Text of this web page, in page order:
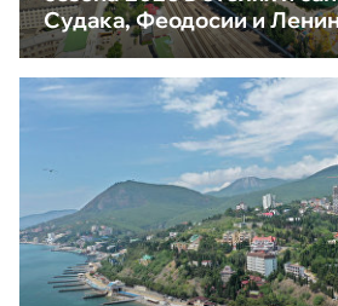
Судака, Феодосии и